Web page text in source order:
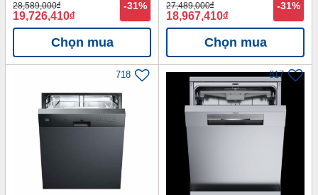
28,589,000đ
19,726,410đ
-31%
Chọn mua
27,489,000đ
18,967,410đ
-31%
Chọn mua
718 817